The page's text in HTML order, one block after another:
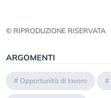
© RIPRODUZIONE RISERVATA
ARGOMENTI
# Opportunità di lavoro #